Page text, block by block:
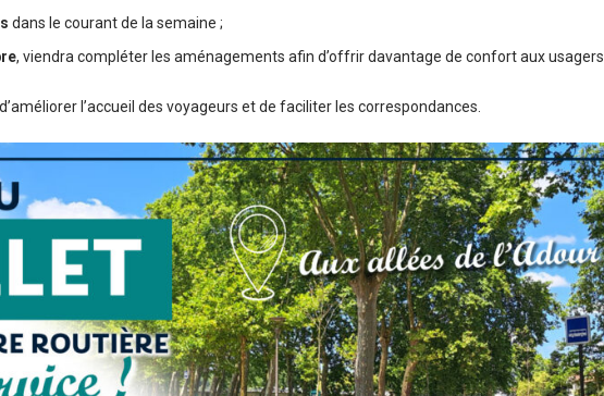
dans le courant de la semaine ;
, viendra compléter les aménagements afin d’offrir davantage de confort aux usagers.
l’accueil des voyageurs et de faciliter les correspondances.